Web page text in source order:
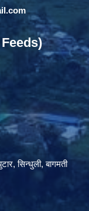
सिन्धुली, बागमती